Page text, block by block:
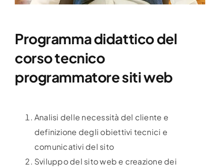
Programma didattico del
corso tecnico
programmatore siti web
Analisi delle necessità del cliente e
definizione degli obiettivi tecnici e
comunicativi del sito
Sviluppo del sito web e creazione dei